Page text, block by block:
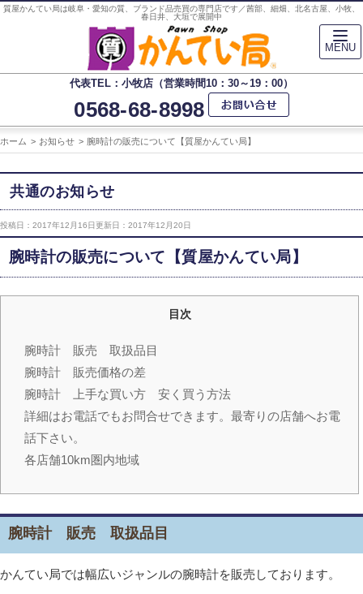
質屋かんてい局は岐阜・愛知の質、ブランド品売買の専門店です／茜部、細畑、北名古屋、小牧、
春日井、大垣で展開中
代表TEL：小牧店（営業時間10：30～19：00）
0568-68-8998
ホーム お知らせ 腕時計の販売について【質屋かんてい局】
共通のお知らせ
投稿日：2017年12月16日 更新日：2017年12月20日
腕時計の販売について【質屋かんてい局】
目次
腕時計 販売 取扱品目
腕時計 販売価格の差
腕時計 上手な買い方 安く買う方法
詳細はお電話でもお問合せできます。最寄りの店舗へお電
話下さい。
各店舗10km圏内地域
腕時計 販売 取扱品目
かんてい局では幅広いジャンルの腕時計を販売しております。
MENU